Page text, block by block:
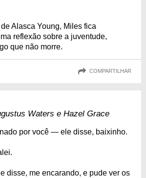
Alasca Young, Miles fica
reflexão sobre a juventude,
que não morre.
COMPARTILHAR
Waters e Hazel Grace
por você — ele disse, baixinho.
me encarando, e pude ver os